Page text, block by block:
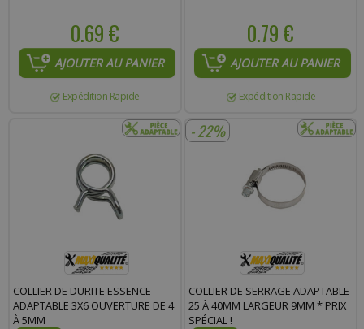
0.69 €
AJOUTER AU PANIER
Expédition Rapide
0.79 €
AJOUTER AU PANIER
Expédition Rapide
COLLIER DE DURITE ESSENCE
ADAPTABLE 3X6 OUVERTURE DE 4
À 5MM
- 22%
COLLIER DE SERRAGE ADAPTABLE
25 À 40MM LARGEUR 9MM * PRIX
SPÉCIAL !